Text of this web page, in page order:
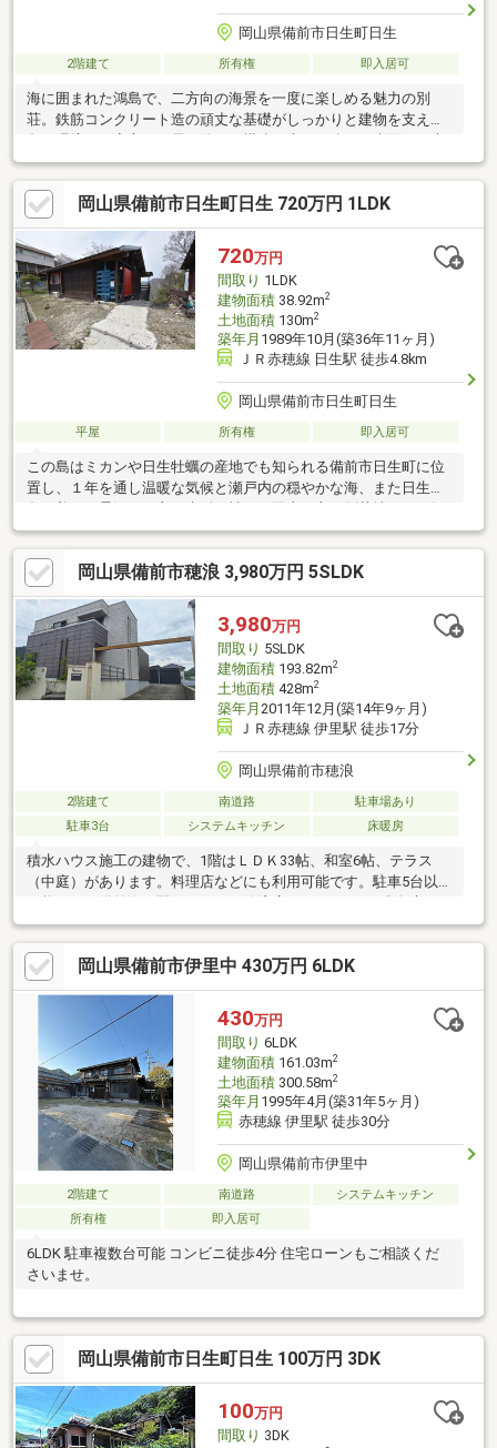
岡山県備前市日生町日生
2階建て 所有権 即入居可
海に囲まれた鴻島で、二方向の海景を一度に楽しめる魅力の別
荘。鉄筋コンクリート造の頑丈な基礎がしっかりと建物を支え、
島の環境でも安心して長く使える構造が大きな強み。南面には大
きく迫り出した煉瓦製ＢＢＱコンロ付きのバルコニーが広がり、
家族や友人と海風を感じながらゆったり過ごせる。さらに、ワン
ちゃんを放し飼いできる柵と門扉付きのバルコニーも備え、ペッ
トとの島時間を存分に楽しめる点も見逃せないポイント。周囲は
静かで落ち着いた環境のため、日常を離れて心身を整える拠点と
して最適だ。ロフト付きの間取りは使い勝手が良く、リフォーム
ベースとしても自由度が高い。島の別荘としては購入しやすい価
格帯で、理想の空間づく
岡山県備前市日生町日生 720万円 1LDK
720万円
間取り 1LDK
建物面積38.92m2
土地面積130m2
築年月 1989年10月(築36年11ヶ月)
ＪＲ赤穂線 日生駅 徒歩4.8km
岡山県備前市日生町日生
平屋 所有権 即入居可
この島はミカンや日生牡蠣の産地でも知られる備前市日生町に位
置し、１年を通し温暖な気候と瀬戸内の穏やかな海、また日生諸
られる場所。新築から未入居だった物件を、令和４年に民泊施設
兼別荘に相応しいホテルライクな仕様へと新たに生まれ変わらせ
た物件。また写真に写っている家具、家電など全て付きで明日か
らでも手ぶらで利用できる状態だ。ログハウスの外観に和洋折衷
を織り交ぜた独創的な物件。また歩いて２０メートルの距離にあ
る付属建物付きで、そこもリフォームすれば目的にあわせて色々
楽しめる物件になりそうです。民泊に興味のある方にはオススメ
です。
岡山県備前市穂浪 3,980万円 5SLDK
3,980万円
間取り 5SLDK
建物面積193.82m2
土地面積428m2
築年月 2011年12月(築14年9ヶ月)
ＪＲ赤穂線 伊里駅 徒歩17分
岡山県備前市穂浪
2階建て 南道路
駐車場あり
駐車3台
システムキッチン 床暖房
積水ハウス施工の建物で、1階はＬＤＫ33帖、和室6帖、テラス
（中庭）があります。料理店などにも利用可能です。駐車5台以上
可能です。備前海の駅（マルナカ穂浪店）まで900ｍ、真魚市
（伊里漁協）まで900ｍ。
岡山県備前市伊里中 430万円 6LDK
430万円
間取り 6LDK
建物面積161.03m2
土地面積300.58m2
築年月 1995年4月(築31年5ヶ月)
赤穂線 伊里駅 徒歩30分
岡山県備前市伊里中
2階建て 南道路
システムキッチン
所有権
即入居可
6LDK 駐車複数台可能 コンビニ徒歩4分 住宅ローンもご相談くだ
さいませ。
岡山県備前市日生町日生 100万円 3DK
100万円
間取り 3DK